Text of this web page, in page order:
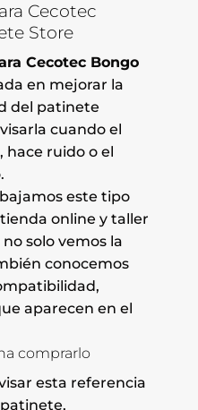
Cecotec
Store
Cecotec Bongo
en mejorar la
del patinete
cuando el
ruido o el
este tipo
online y taller
solo vemos la
conocemos
aparecen en el
comprarlo
esta referencia